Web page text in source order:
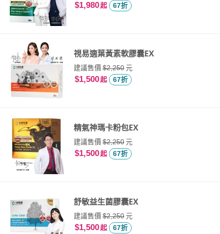
$1,980起 67折
視易適葉黃素軟膠囊EX
建議售價$2,250元
$1,500起 67折
精氣神瑪卡粉包EX
建議售價$2,250元
$1,500起 67折
舒敏益生菌膠囊EX
建議售價$2,250元
$1,500起 67折